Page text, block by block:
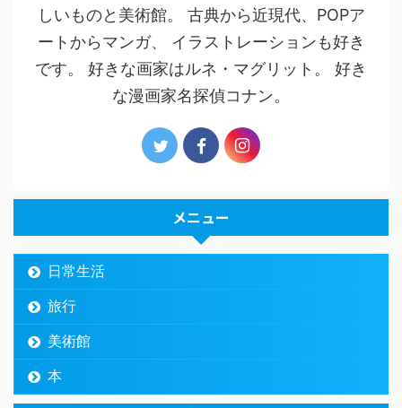
しいものと美術館。 古典から近現代、POPア
ートからマンガ、 イラストレーションも好き
です。 好きな画家はルネ・マグリット。 好き
な漫画家名探偵コナン。
メニュー
日常生活
旅行
美術館
本